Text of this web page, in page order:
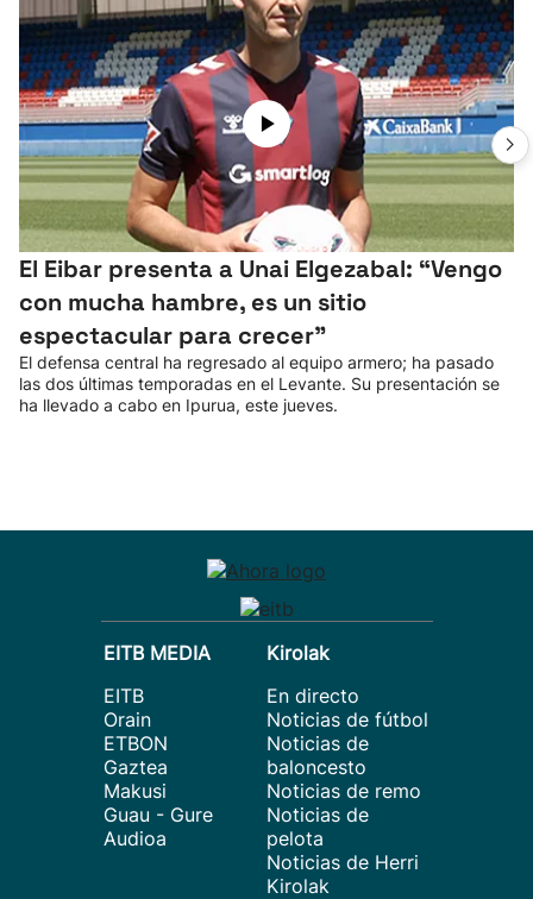
El Eibar presenta a Unai Elgezabal: “Vengo
con mucha hambre, es un sitio
espectacular para crecer”
El defensa central ha regresado al equipo armero; ha pasado
las dos últimas temporadas en el Levante. Su presentación se
ha llevado a cabo en Ipurua, este jueves.
EITB MEDIA
EITB
Orain
ETBON
Gaztea
Makusi
Guau - Gure
Audioa
Kirolak
En directo
Noticias de fútbol
Noticias de
baloncesto
Noticias de remo
Noticias de
pelota
Noticias de Herri
Kirolak